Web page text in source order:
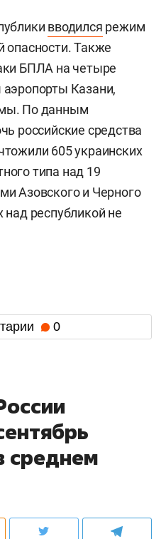
вводился режим
опасности. Также
БПЛА на четыре
Казани,
По данным
российские средства
605 украинских
типа над 19
Азовского и Черного
республикой не
0
среднем